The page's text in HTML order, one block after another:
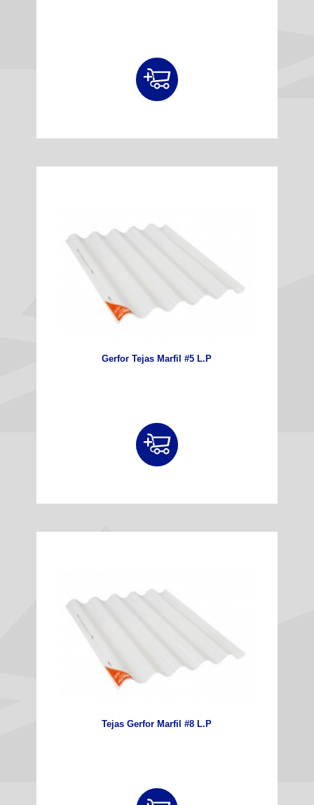
Gerfor Tejas Marfil #5 L.P
Tejas Gerfor Marfil #8 L.P